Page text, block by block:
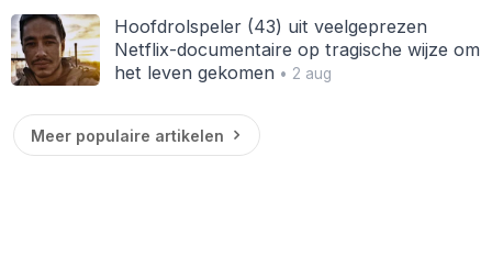
Hoofdrolspeler (43) uit veelgeprezen
Netflix-documentaire op tragische wijze om
het leven gekomen• 2 aug
Meer populaire artikelen